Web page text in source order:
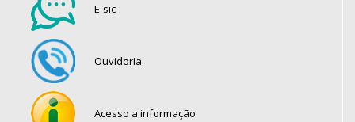
E-sic
Ouvidoria
Acesso a informação